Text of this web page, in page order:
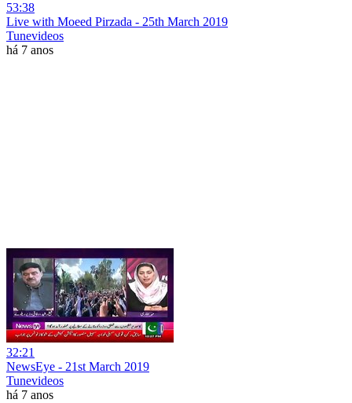
53:38
Live with Moeed Pirzada - 25th March 2019
Tunevideos
há 7 anos
32:21
NewsEye - 21st March 2019
Tunevideos
há 7 anos